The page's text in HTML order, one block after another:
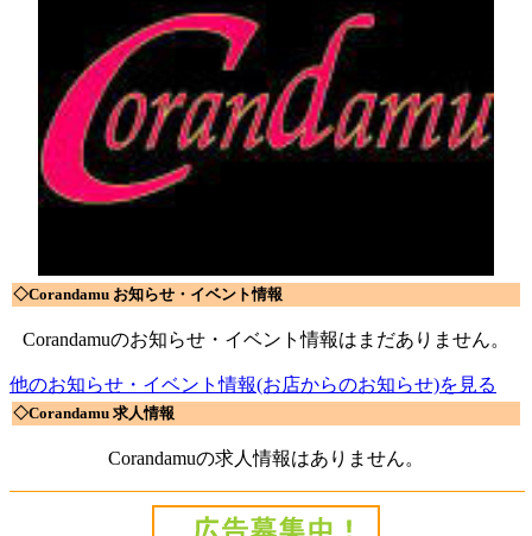
◇Corandamu お知らせ・イベント情報
Corandamuのお知らせ・イベント情報はまだありません。
他のお知らせ・イベント情報(お店からのお知らせ)を見る
◇Corandamu 求人情報
Corandamuの求人情報はありません。